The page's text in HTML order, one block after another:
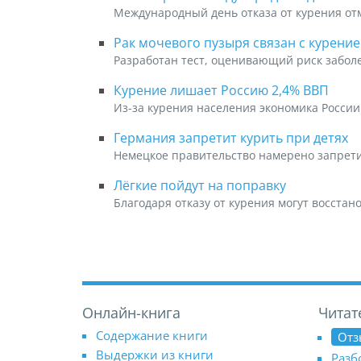
Международный день отказа от курения
Рак мочевого пузыря связан с
Разработан тест, оценивающий риск
Курение лишает Россию 2,4% ВВП
Из-за курения населения экономика
Германия запретит курить при детях
Немецкое правительство намерено
Лёгкие пойдут на поправку
Благодаря отказу от курения могут
Онлайн-книга
Содержание книги
Выдержки из книги